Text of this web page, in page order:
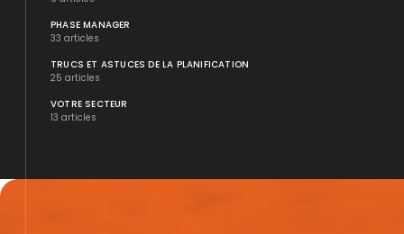
PHASE MANAGER
33 articles
TRUCS ET ASTUCES DE LA PLANIFICATION
25 articles
VOTRE SECTEUR
13 articles